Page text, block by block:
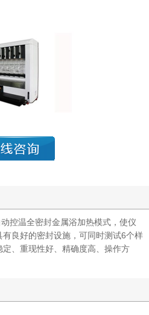
控温全密封金属浴加热模式，使仪
良好的密封设施，可同时测试6个样
、重现性好、精确度高、操作方